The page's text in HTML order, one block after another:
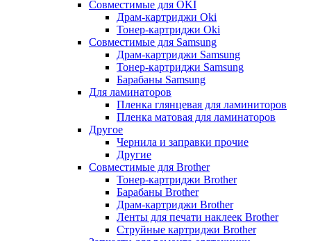
Совместимые для OKI
Драм-картриджи Oki
Тонер-картриджи Oki
Совместимые для Samsung
Драм-картриджи Samsung
Тонер-картриджи Samsung
Барабаны Samsung
Для ламинаторов
Пленка глянцевая для ламиниторов
Пленка матовая для ламинаторов
Другое
Чернила и заправки прочие
Другие
Совместимые для Brother
Тонер-картриджи Brother
Барабаны Brother
Драм-картриджи Brother
Ленты для печати наклеек Brother
Струйные картриджи Brother